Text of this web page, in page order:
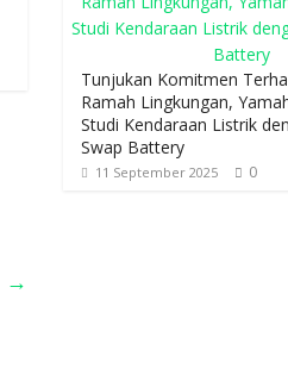
→
Tunjukan Komitmen
Ramah Lingkungan,
Studi Kendaraan Listrik
Swap Battery
11 September 2025 0